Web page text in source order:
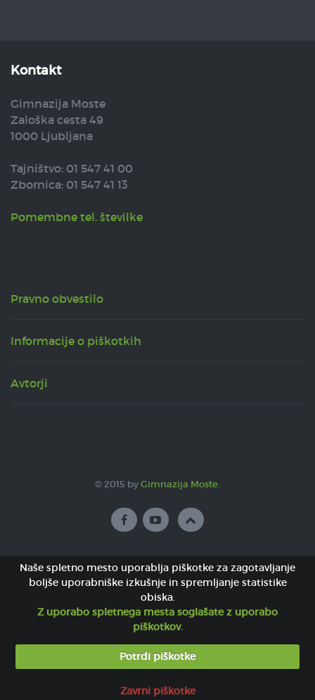
Kontakt
Gimnazija Moste
Zaloška cesta 49
1000 Ljubljana
Tajništvo: 01 547 41 00
Zbornica: 01 547 41 13
Pomembne tel. številke
Pravno obvestilo
Informacije o piškotkih
Avtorji
© 2015 byGimnazija Moste.
Naše spletno mesto uporablja piškotke za zagotavljanje
boljše uporabniške izkušnje in spremljanje statistike
obiska.
Z uporabo spletnega mesta soglašate z uporabo
piškotkov.
Potrdi piškotke
Zavrni piškotke